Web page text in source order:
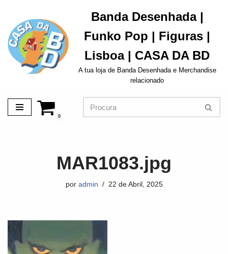
Avançar
para
o
conteúdo
Banda Desenhada |
Funko Pop | Figuras |
Lisboa | CASA DA BD
A tua loja de Banda Desenhada e Merchandise
relacionado
0
MAR1083.jpg
por admin 22 de Abril, 2025